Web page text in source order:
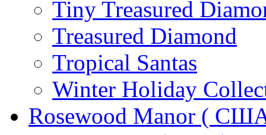
Tiny Treasured
Treasured Diamond
Tropical Santas
Winter Holiday
Rosewood Manor (